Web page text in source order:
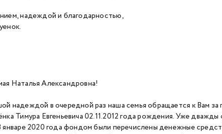
надеждой и благодарностью,
Наталья Александровна!
надеждой в очередной раз наша семья обращается к Вам
Тимура Евгеньевича 02.11.2012 года рождения. Уже
январе 2020 года фондом были перечислены денежные